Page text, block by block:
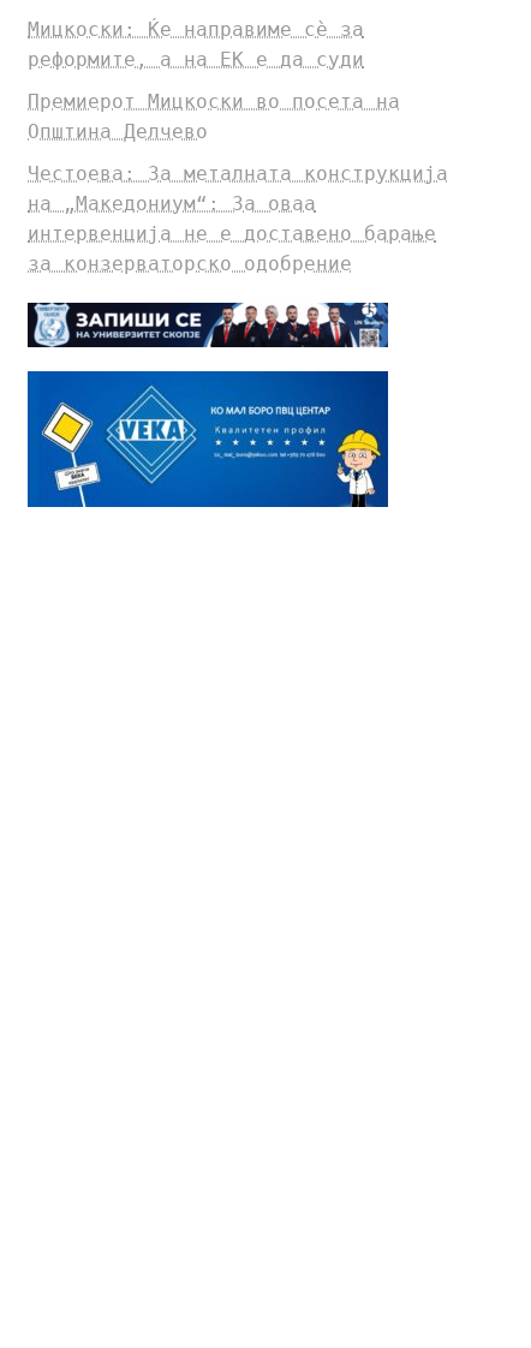
Мицкоски: Ќе направиме сè за
реформите, а на ЕК е да суди
Премиерот Мицкоски во посета на
Општина Делчево
Честоева: За металната конструкција
на „Македониум“: За оваа
интервенција не е доставено барање
за конзерваторско одобрение